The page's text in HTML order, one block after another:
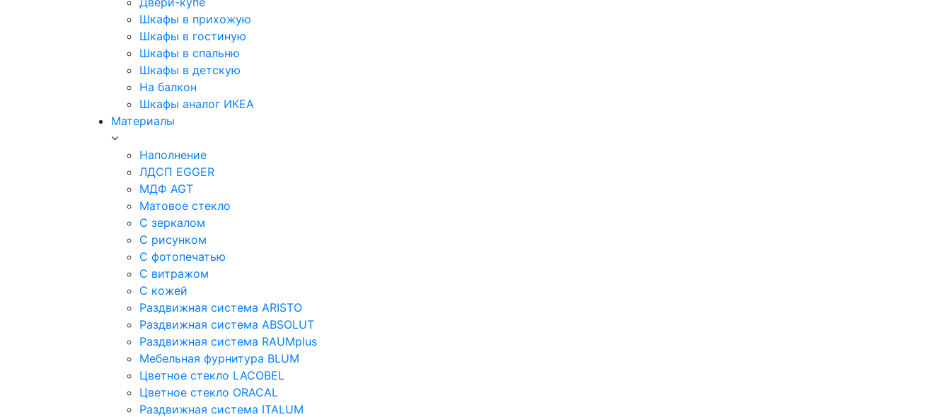
Шкафы в прихожую
Шкафы в гостиную
Шкафы в спальню
Шкафы в детскую
На балкон
Шкафы аналог ИКЕА
Материалы
Наполнение
ЛДСП EGGER
МДФ AGT
Матовое стекло
С зеркалом
С рисунком
С фотопечатью
С витражом
С кожей
Раздвижная система ARISTO
Раздвижная система ABSOLUT
Раздвижная система RAUMplus
Мебельная фурнитура BLUM
Цветное стекло LACOBEL
Цветное стекло ORACAL
Раздвижная система ITALUM